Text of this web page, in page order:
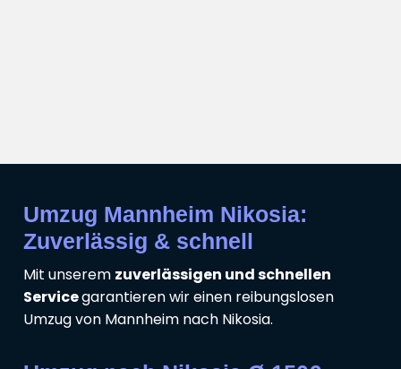
Umzug Mannheim Nikosia:
Zuverlässig & schnell
Mit unserem zuverlässigen und schnellen
Servicegarantieren wir einen reibungslosen
Umzug von Mannheim nach Nikosia.